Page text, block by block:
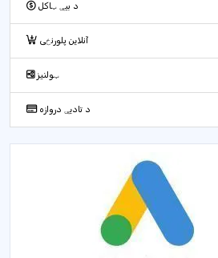
د بیې ټاکل
آنلاین پلورنځی
ټولنیز
د تادیې دروازه